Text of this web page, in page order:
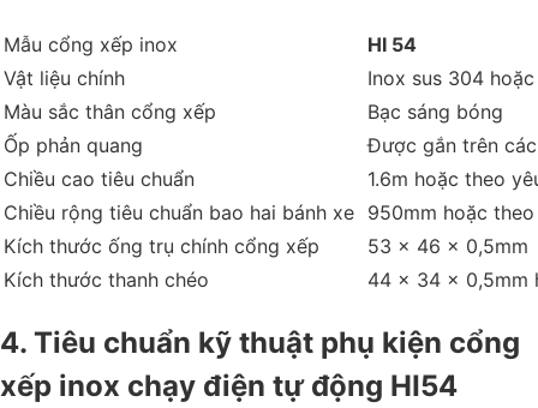
Mẫu cổng xếp inox
HI 54
Vật liệu chính
Inox sus 304
Màu sắc thân cổng xếp
Bạc sáng bóng
Ốp phản quang
Được gắn trên
Chiều cao tiêu chuẩn
1.6m hoặc theo
Chiều rộng tiêu chuẩn bao hai bánh xe 950mm hoặc
Kích thước ống trụ chính cổng xếp
53 x 46 x 0,5mm
Kích thước thanh chéo
44 x 34 x 0,5mm
4. Tiêu chuẩn kỹ thuật phụ kiện cổng
xếp inox chạy điện tự động HI54